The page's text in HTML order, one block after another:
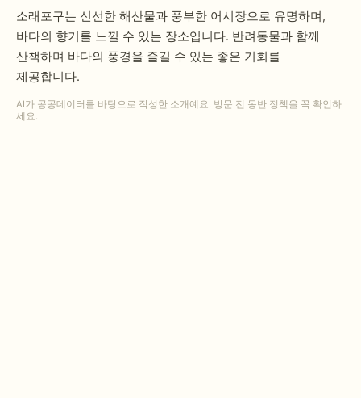
소래포구는 신선한 해산물과 풍부한 어시장으로 유명하며,
바다의 향기를 느낄 수 있는 장소입니다. 반려동물과 함께
산책하며 바다의 풍경을 즐길 수 있는 좋은 기회를
제공합니다.
AI가 공공데이터를 바탕으로 작성한 소개예요. 방문 전 동반 정책을 꼭 확인하
세요.